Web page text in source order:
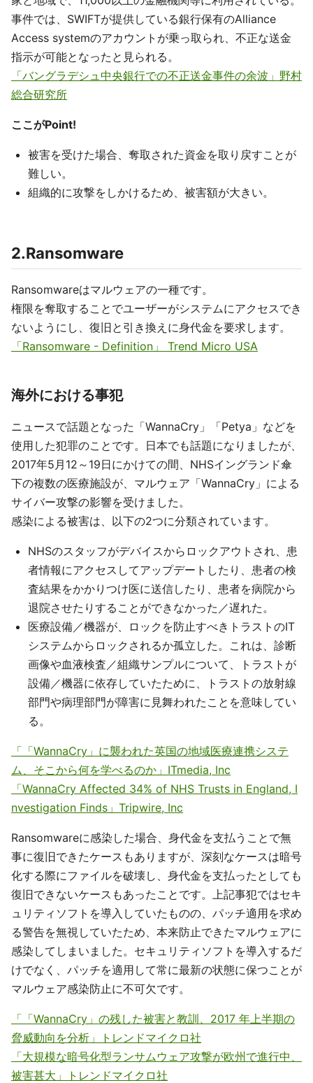
事件では、SWIFTが提供している銀行保有のAlliance
Access systemのアカウントが乗っ取られ、不正な送金
指示が可能となったと見られる。
「バングラデシュ中央銀行での不正送金事件の余波」野村
総合研究所
ここがPoint!
被害を受けた場合、奪取された資金を取り戻すことが
難しい。
組織的に攻撃をしかけるため、被害額が大きい。
2.Ransomware
Ransomwareはマルウェアの一種です。
権限を奪取することでユーザーがシステムにアクセスでき
ないようにし、復旧と引き換えに身代金を要求します。
「Ransomware - Definition」 Trend Micro USA
海外における事犯
ニュースで話題となった「WannaCry」「Petya」などを
使用した犯罪のことです。日本でも話題になりましたが、
2017年5月12～19日にかけての間、NHSイングランド傘
下の複数の医療施設が、マルウェア「WannaCry」による
サイバー攻撃の影響を受けました。
感染による被害は、以下の2つに分類されています。
NHSのスタッフがデバイスからロックアウトされ、患
者情報にアクセスしてアップデートしたり、患者の検
査結果をかかりつけ医に送信したり、患者を病院から
退院させたりすることができなかった／遅れた。
医療設備／機器が、ロックを防止すべきトラストのIT
システムからロックされるか孤立した。これは、診断
画像や血液検査／組織サンプルについて、トラストが
設備／機器に依存していたために、トラストの放射線
部門や病理部門が障害に見舞われたことを意味してい
る。
「「WannaCry」に襲われた英国の地域医療連携システ
ム、そこから何を学べるのか」ITmedia, Inc
「WannaCry Affected 34% of NHS Trusts in England, I
nvestigation Finds」Tripwire, Inc
Ransomwareに感染した場合、身代金を支払うことで無
事に復旧できたケースもありますが、深刻なケースは暗号
化する際にファイルを破壊し、身代金を支払ったとしても
復旧できないケースもあったことです。上記事犯ではセキ
ュリティソフトを導入していたものの、パッチ適用を求め
る警告を無視していたため、本来防止できたマルウェアに
感染してしまいました。セキュリティソフトを導入するだ
けでなく、パッチを適用して常に最新の状態に保つことが
マルウェア感染防止に不可欠です。
「「WannaCry」の残した被害と教訓、2017 年上半期の
脅威動向を分析」トレンドマイクロ社
「大規模な暗号化型ランサムウェア攻撃が欧州で進行中、
被害甚大」トレンドマイクロ社